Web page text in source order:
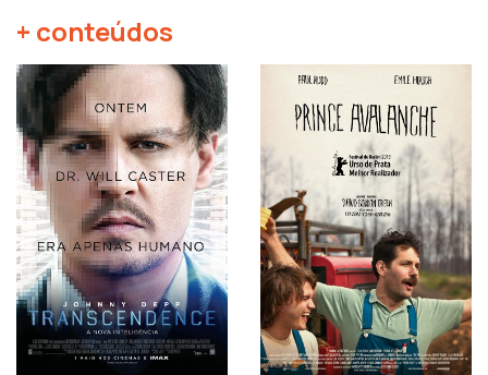
+ conteúdos